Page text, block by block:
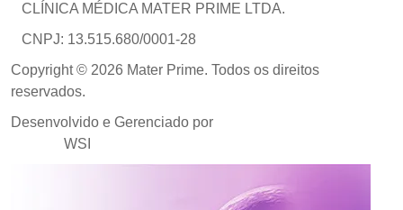
CLÍNICA MÉDICA MATER PRIME LTDA.
CNPJ: 13.515.680/0001-28
Copyright © 2026 Mater Prime. Todos os direitos
reservados.
Desenvolvido e Gerenciado por
WSI